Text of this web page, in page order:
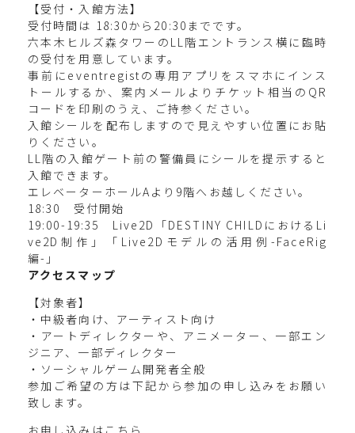
【受付・入館方法】
受付時間は 18:30から20:30までです。
六本木ヒルズ森タワーのLL階エントランス横に臨時
の受付を用意しています。
事前にeventregistの専用アプリをスマホにインス
トールするか、案内メールよりチケット相当のQR
コードを印刷のうえ、ご持参ください。
入館シールを配布しますので見えやすい位置にお貼
りください。
LL階の入館ゲート前の警備員にシールを提示すると
入館できます。
エレベーターホールAより9階へお越しください。
18:30 受付開始
19:00-19:35 Live2D「DESTINY CHILDにおけるLi
ve2D制作」「Live2Dモデルの活用例-FaceRig
編-」
アクセスマップ
【対象者】
・中級者向け、アーティスト向け
・アートディレクターや、アニメーター、一部エン
ジニア、一部ディレクター
・ソーシャルゲーム開発者全般
参加ご希望の方は下記から参加の申し込みをお願い
致します。